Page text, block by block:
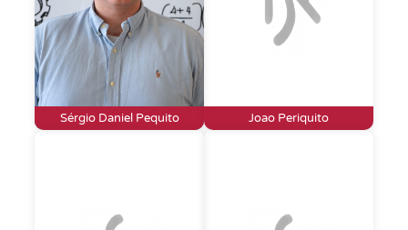
Sérgio Daniel Pequito Joao Periquito